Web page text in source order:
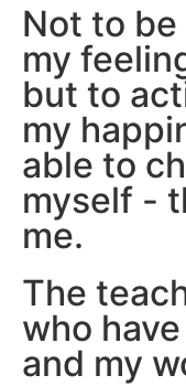
Not to
my
but to
my
able to
myself -
me.
The
who
and my